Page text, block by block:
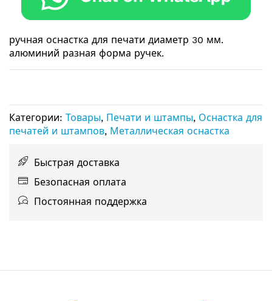
ручная оснастка для печати диаметр 30 мм.
алюминий разная форма ручек.
Категории: Товары, Печати и штампы, Оснастка для
печатей и штампов, Металлическая оснастка
Быстрая доставка
Безопасная оплата
Постоянная поддержка